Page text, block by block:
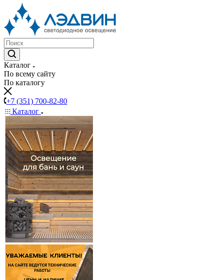
Каталог
По всему сайту
По каталогу
+7 (351) 700-82-80
Каталог